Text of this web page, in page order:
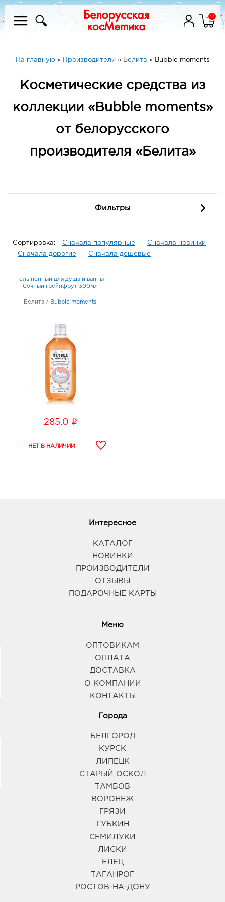
0
На главную » Производители » Белита » Bubble moments
Косметические средства из
коллекции «Bubble moments»
от белорусского
производителя «Белита»
Фильтры
Сортировка: Сначала популярные
Сначала новинки
Сначала дорогие
Сначала дешевые
Гель пенный для душа и ванны
Сочный грейпфрут 300мл
Белита / Bubble moments
285.0 i
Интересное
КАТАЛОГ
НОВИНКИ
ПРОИЗВОДИТЕЛИ
ОТЗЫВЫ
ПОДАРОЧНЫЕ КАРТЫ
Меню
ОПТОВИКАМ
ОПЛАТА
ДОСТАВКА
О КОМПАНИИ
КОНТАКТЫ
Города
БЕЛГОРОД
КУРСК
ЛИПЕЦК
СТАРЫЙ ОСКОЛ
ТАМБОВ
ВОРОНЕЖ
ГРЯЗИ
ГУБКИН
СЕМИЛУКИ
ЛИСКИ
ЕЛЕЦ
ТАГАНРОГ
РОСТОВ-НА-ДОНУ